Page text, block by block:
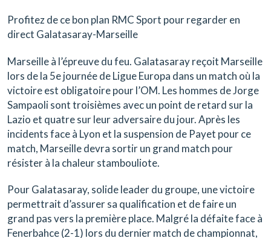
Profitez de ce bon plan RMC Sport pour regarder en
direct Galatasaray-Marseille
Marseille à l’épreuve du feu. Galatasaray reçoit Marseille
lors de la 5e journée de Ligue Europa dans un match où la
victoire est obligatoire pour l’OM. Les hommes de Jorge
Sampaoli sont troisièmes avec un point de retard sur la
Lazio et quatre sur leur adversaire du jour. Après les
incidents face à Lyon et la suspension de Payet pour ce
match, Marseille devra sortir un grand match pour
résister à la chaleur stambouliote.
Pour Galatasaray, solide leader du groupe, une victoire
permettrait d’assurer sa qualification et de faire un
grand pas vers la première place. Malgré la défaite face à
Fenerbahce (2-1) lors du dernier match de championnat,